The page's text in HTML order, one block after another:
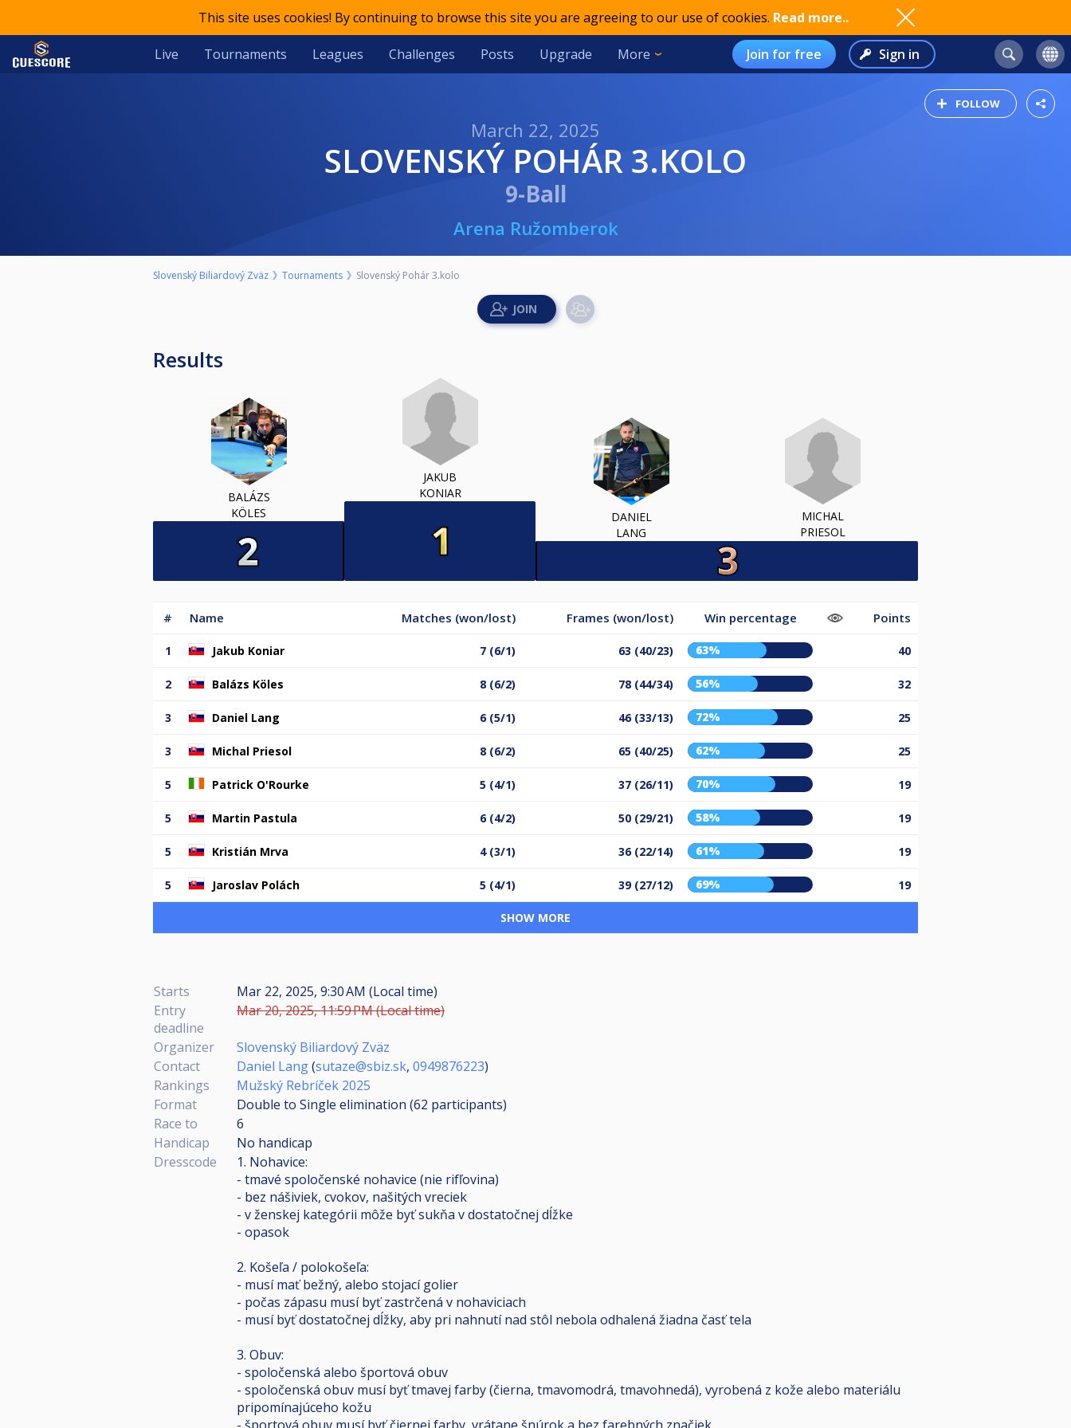
This site uses cookies! By continuing to browse this site you are agreeing to our use of cookies. Read more..
Live Tournaments Leagues Challenges Posts Upgrade More Join for free Sign in
FOLLOW
March 22, 2025
SLOVENSKÝ POHÁR 3.KOLO
9-Ball
Arena Ružomberok
Slovenský Biliardový Zväz Tournaments Slovenský Pohár 3.kolo
Results
BALÁZS
KÖLES
JAKUB
KONIAR
DANIEL
LANG
MICHAL
PRIESOL
# Name Matches (won/lost) Frames (won/lost) Win percentage Points
1 Jakub Koniar 7 (6/1) 63 (40/23) 63% 40
2 Balázs Köles 8 (6/2) 78 (44/34) 56% 32
3 Daniel Lang 6 (5/1) 46 (33/13) 72% 25
3 Michal Priesol 8 (6/2) 65 (40/25) 62% 25
5 Patrick O'Rourke 5 (4/1) 37 (26/11) 70% 19
5 Martin Pastula 6 (4/2) 50 (29/21) 58% 19
5 Kristián Mrva 4 (3/1) 36 (22/14) 61% 19
5 Jaroslav Polách 5 (4/1) 39 (27/12) 69% 19
SHOW MORE
Starts
Mar 22, 2025, 9:30 AM (Local time)
Entry
deadline
Mar 20, 2025, 11:59 PM (Local time)
Organizer
Slovenský Biliardový Zväz
Contact
Daniel Lang(sutaze@sbiz.sk, 0949876223)
Rankings
Mužský Rebríček 2025
Format
Double to Single elimination (62 participants)
Race to
6
Handicap
No handicap
Dresscode
1. Nohavice:
- tmavé spoločenské nohavice (nie rifľovina)
- bez nášiviek, cvokov, našitých vreciek
- v ženskej kategórii môže byť sukňa v dostatočnej dĺžke
- opasok
2. Košeľa / polokošeľa:
- musí mať bežný, alebo stojací golier
- počas zápasu musí byť zastrčená v nohaviciach
- musí byť dostatočnej dĺžky, aby pri nahnutí nad stôl nebola odhalená žiadna časť tela
3. Obuv:
- spoločenská alebo športová obuv
- spoločenská obuv musí byť tmavej farby (čierna, tmavomodrá, tmavohnedá), vyrobená z kože alebo materiálu
pripomínajúceho kožu
- športová obuv musí byť čiernej farby, vrátane šnúrok a bez farebných značiek